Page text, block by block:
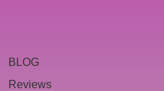
BLOG
Reviews